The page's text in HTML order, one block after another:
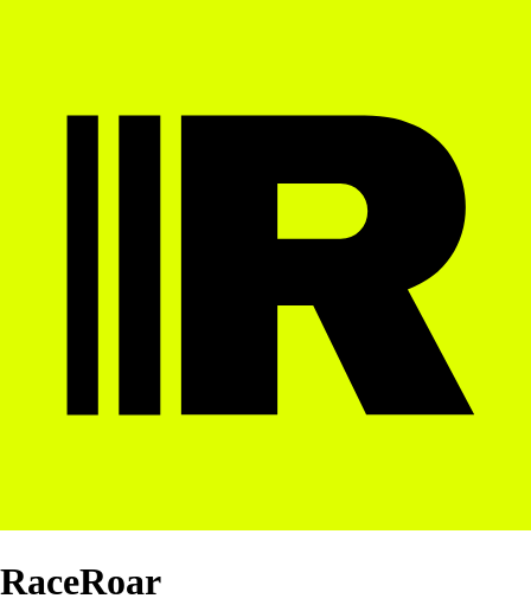
RaceRoar